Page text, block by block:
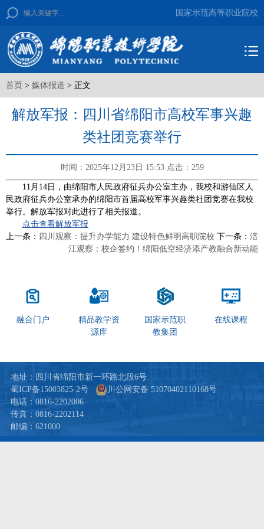
国家示范高等职业院校
首页 > 媒体报道 > 正文
解放军报：四川省绵阳市高校军事兴趣
类社团竞赛举行
时间：2025年12月23日 15:53 点击： 259
11月14日，由绵阳市人民政府征兵办公室主办，我校和游仙区人
民政府征兵办公室承办的绵阳市首届高校军事兴趣类社团竞赛在我校
举行。解放军报对此进行了相关报道。
点击查看解放军报
上一条： 四川观察：提升办学能力 建设特色鲜明高职院校 下一条： 涪
江观察：校企签约！绵阳低空经济添产教融合新动能
融合门户
精品教学资
源库
国家示范职
教集团
在线课程
地址：四川省绵阳市新一环路北段6号
蜀ICP备15003825-2号
川公网安备 51070402110168号
电话：0816-2202006
传真：0816-2202114
邮编：621000